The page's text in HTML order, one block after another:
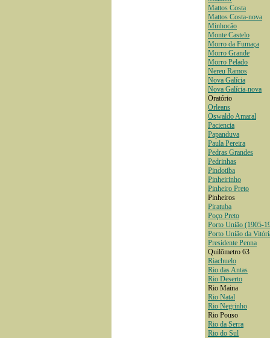
Mattos Costa
Mattos Costa-nova
Minhocão
Monte Castelo
Morro da Fumaça
Morro Grande
Morro Pelado
Nereu Ramos
Nova Galícia
Nova Galícia-nova
Oratório
Orleans
Oswaldo Amaral
Paciencia
Papanduva
Paula Pereira
Pedras Grandes
Pedrinhas
Pindotiba
Pinheirinho
Pinheiro Preto
Pinheiros
Piratuba
Poço Preto
Porto União (1905-
Porto União da
Presidente Penna
Quilômetro 63
Riachuelo
Rio das Antas
Rio Deserto
Rio Maina
Rio Natal
Rio Negrinho
Rio Pouso
Rio da Serra
Rio do Sul